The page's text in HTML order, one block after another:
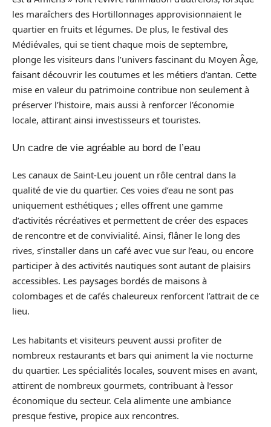
les maraîchers des Hortillonnages approvisionnaient le
quartier en fruits et légumes. De plus, le festival des
Médiévales, qui se tient chaque mois de septembre,
plonge les visiteurs dans l’univers fascinant du Moyen Âge,
faisant découvrir les coutumes et les métiers d’antan. Cette
mise en valeur du patrimoine contribue non seulement à
préserver l’histoire, mais aussi à renforcer l’économie
locale, attirant ainsi investisseurs et touristes.
Un cadre de vie agréable au bord de l’eau
Les canaux de Saint-Leu jouent un rôle central dans la
qualité de vie du quartier. Ces voies d’eau ne sont pas
uniquement esthétiques ; elles offrent une gamme
d’activités récréatives et permettent de créer des espaces
de rencontre et de convivialité. Ainsi, flâner le long des
rives, s’installer dans un café avec vue sur l’eau, ou encore
participer à des activités nautiques sont autant de plaisirs
accessibles. Les paysages bordés de maisons à
colombages et de cafés chaleureux renforcent l’attrait de ce
lieu.
Les habitants et visiteurs peuvent aussi profiter de
nombreux restaurants et bars qui animent la vie nocturne
du quartier. Les spécialités locales, souvent mises en avant,
attirent de nombreux gourmets, contribuant à l’essor
économique du secteur. Cela alimente une ambiance
presque festive, propice aux rencontres.